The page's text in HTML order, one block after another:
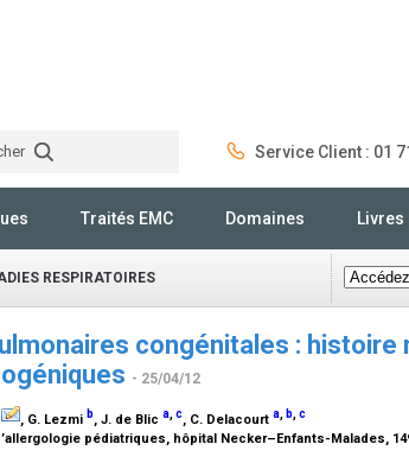
Service Client : 01
Traités EMC Domaines Livres
RESPIRATOIRES
congénitales : histoire
- 25/04/12
, G. Lezmi b, J. de Blic a,c, C. Delacourt a, b,c
pédiatriques, hôpital Necker–Enfants-Malades,